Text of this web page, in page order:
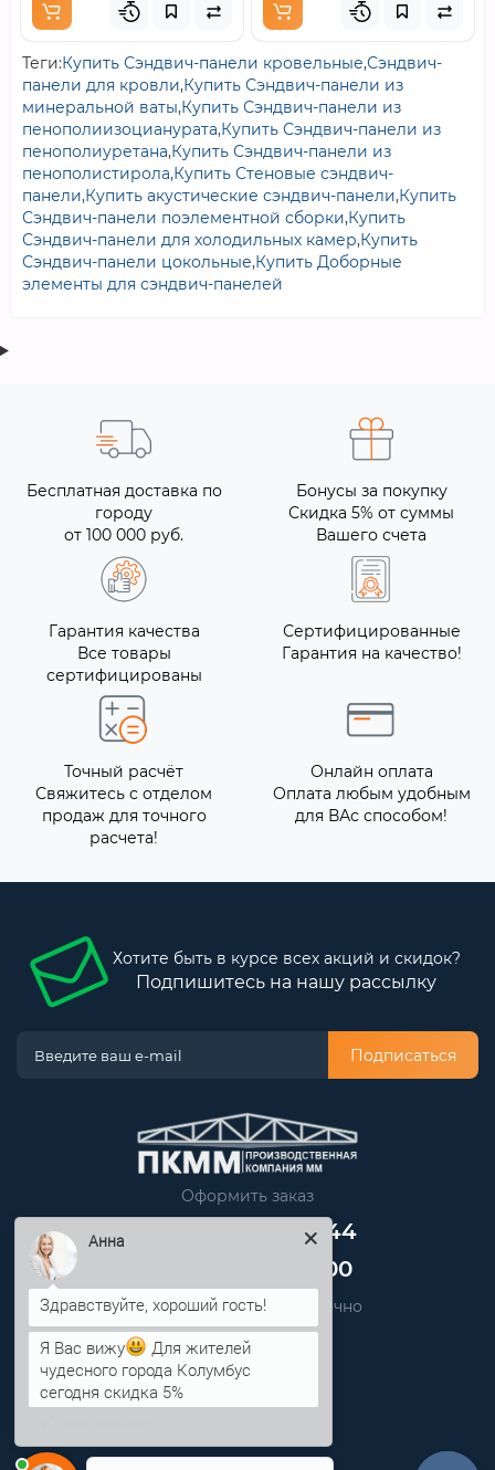
Теги:Купить Сэндвич-панели кровельные,Сэндвич-
панели для кровли,Купить Сэндвич-панели из
минеральной ваты,Купить Сэндвич-панели из
пенополиизоцианурата,Купить Сэндвич-панели из
пенополиуретана,Купить Сэндвич-панели из
пенополистирола,Купить Стеновые сэндвич-
панели,Купить акустические сэндвич-панели,Купить
Сэндвич-панели поэлементной сборки,Купить
Сэндвич-панели для холодильных камер,Купить
Сэндвич-панели цокольные,Купить Доборные
элементы для сэндвич-панелей
Бесплатная доставка по
городу
от 100 000 руб.
Бонусы за покупку
Скидка 5% от суммы
Вашего счета
Гарантия качества
Все товары
сертифицированы
Сертифицированные
Гарантия на качество!
Точный расчёт
Свяжитесь с отделом
продаж для точного
расчета!
Онлайн оплата
Оплата любым удобным
для ВАс способом!
Хотите быть в курсе всех акций и скидок?
Подпишитесь на нашу рассылку
Подписаться
Оформить заказ
+7 (499) 705-80-44
+7 (812) 389-48-00
Звоните нам круглосуточно
info@pkmm.ru
Здравствуйте, хороший гость!
Я Вас вижу
Для жителей
чудесного города Колумбус
сегодня скидка 5%